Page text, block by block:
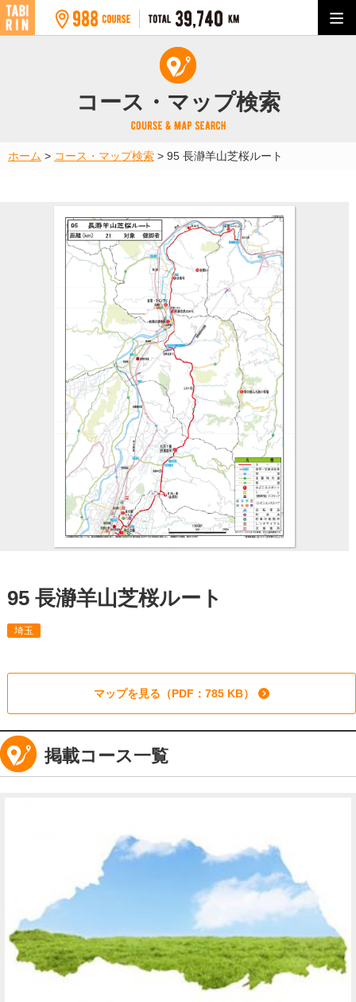
コース・マップ検索
ホーム > コース・マップ検索 > 95 長瀞羊山芝桜ルート
95 長瀞羊山芝桜ルート
埼玉
マップを見る（PDF：785 KB）
掲載コース一覧